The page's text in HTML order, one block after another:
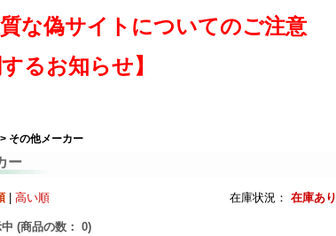
な偽サイトについてのご注意
るお知らせ】
> その他メーカー
ー
| 高い順 在庫状況： 在庫あり
(商品の数： 0)